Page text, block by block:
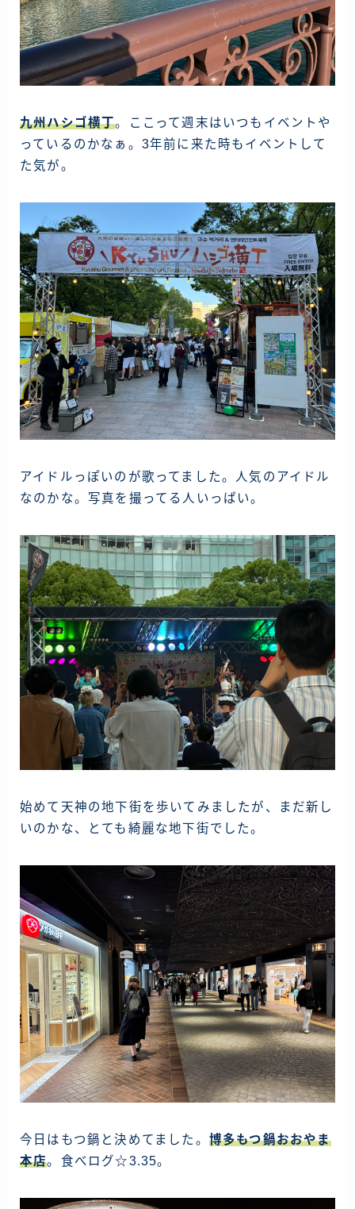
九州ハシゴ横丁。ここって週末はいつもイベントや
っているのかなぁ。3年前に来た時もイベントして
た気が。
アイドルっぽいのが歌ってました。人気のアイドル
なのかな。写真を撮ってる人いっぱい。
始めて天神の地下街を歩いてみましたが、まだ新し
いのかな、とても綺麗な地下街でした。
今日はもつ鍋と決めてました。 博多もつ鍋おおやま
本店。食べログ☆3.35。